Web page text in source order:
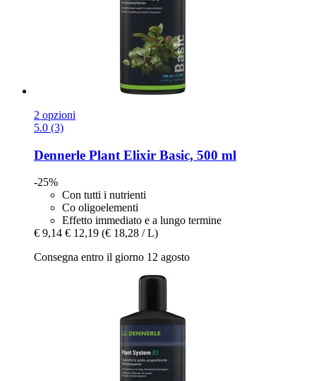
2 opzioni
5.0 (3)
Dennerle Plant Elixir Basic, 500 ml
-25%
Con tutti i nutrienti
Co oligoelementi
Effetto immediato e a lungo termine
€ 9,14 € 12,19 (€ 18,28 / L)
Consegna entro il giorno 12 agosto